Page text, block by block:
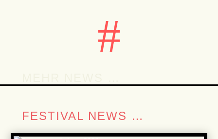
#
FESTIVAL NEWS …